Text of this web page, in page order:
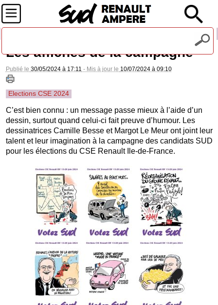
Les affiches de la campagne
Publié le 30/05/2024 à 17:11 - Mis à jour le 10/07/2024 à 09:10
Elections CSE 2024
C’est bien connu : un message passe mieux à l’aide d’un
dessin, surtout quand celui-ci fait preuve d’humour. Les
dessinatrices Camille Besse et Margot Le Meur ont joint leur
talent et leur imagination à la campagne des candidats SUD
pour les élections du CSE Renault Ile-de-France.